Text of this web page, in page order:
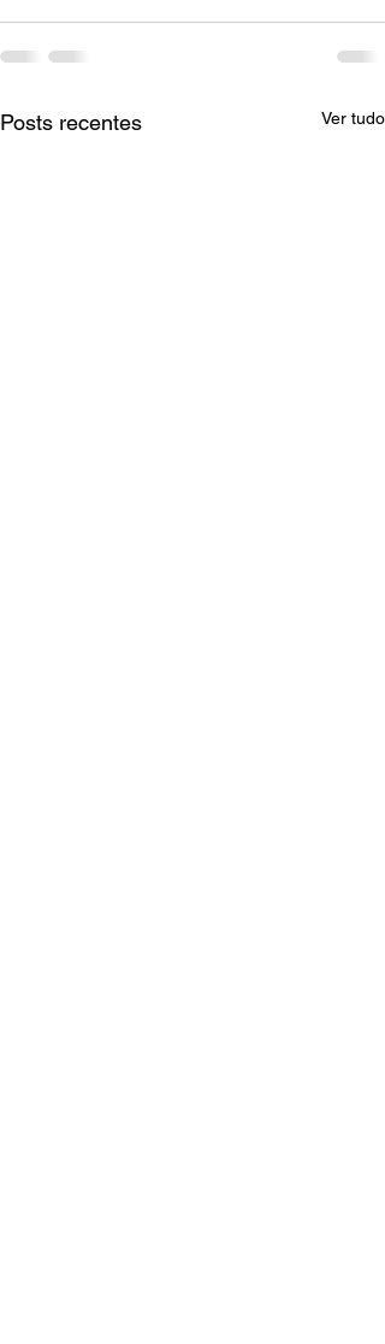
Posts recentes Ver tudo